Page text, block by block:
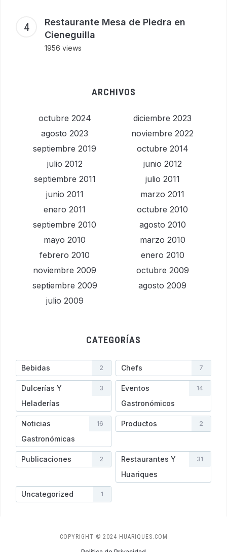
Restaurante Mesa de Piedra en
Cieneguilla
1956 views
ARCHIVOS
octubre 2024
diciembre 2023
agosto 2023
noviembre 2022
septiembre 2019
octubre 2014
julio 2012
junio 2012
septiembre 2011
julio 2011
junio 2011
marzo 2011
enero 2011
octubre 2010
septiembre 2010
agosto 2010
mayo 2010
marzo 2010
febrero 2010
enero 2010
noviembre 2009
octubre 2009
septiembre 2009
agosto 2009
julio 2009
CATEGORÍAS
Bebidas 2 Chefs 7
Dulcerías Y
Heladerí­as
3
Eventos
Gastronómicos
14
Noticias
Gastronómicas
16 Productos 2
Publicaciones 2
Restaurantes Y
Huariques
31
Uncategorized 1
COPYRIGHT © 2024 HUARIQUES.COM